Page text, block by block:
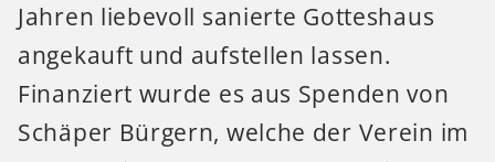
Jahren liebevoll sanierte Gotteshaus
angekauft und aufstellen lassen.
Finanziert wurde es aus Spenden von
Schäper Bürgern, welche der Verein im